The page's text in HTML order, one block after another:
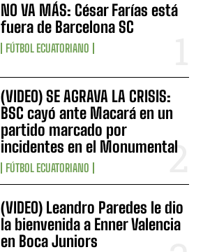
NO VA MÁS: César Farías está
fuera de Barcelona SC
FÚTBOL ECUATORIANO
(VIDEO) SE AGRAVA LA CRISIS:
BSC cayó ante Macará en un
partido marcado por
incidentes en el Monumental
FÚTBOL ECUATORIANO
(VIDEO) Leandro Paredes le dio
la bienvenida a Enner Valencia
en Boca Juniors